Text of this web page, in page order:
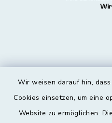
Wir weisen darauf hin,
Cookies einsetzen, um eine
Website zu ermöglichen.